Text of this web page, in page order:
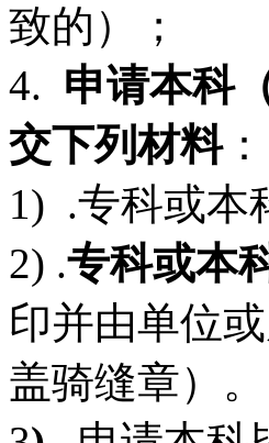
致的）；
4. 申请本科
交下列材料：
1) .专科或本
2) .专科或本
印并由单位
盖骑缝章）。